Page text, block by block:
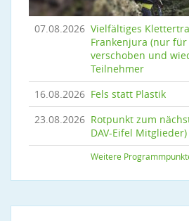
07.08.2026 Vielfältiges
Frankenjura (nur für
verschoben und
Teilnehmer
16.08.2026 Fels statt Plastik
23.08.2026 Rotpunkt zum
DAV-Eifel Mitglieder)
Weitere